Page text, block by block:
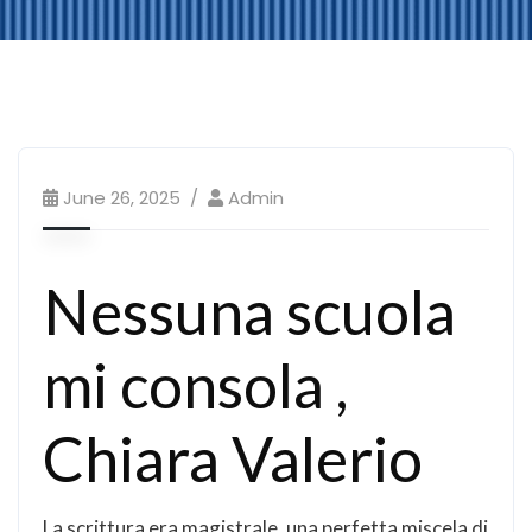
June 26, 2025 Admin
Nessuna scuola
mi consola ,
Chiara Valerio